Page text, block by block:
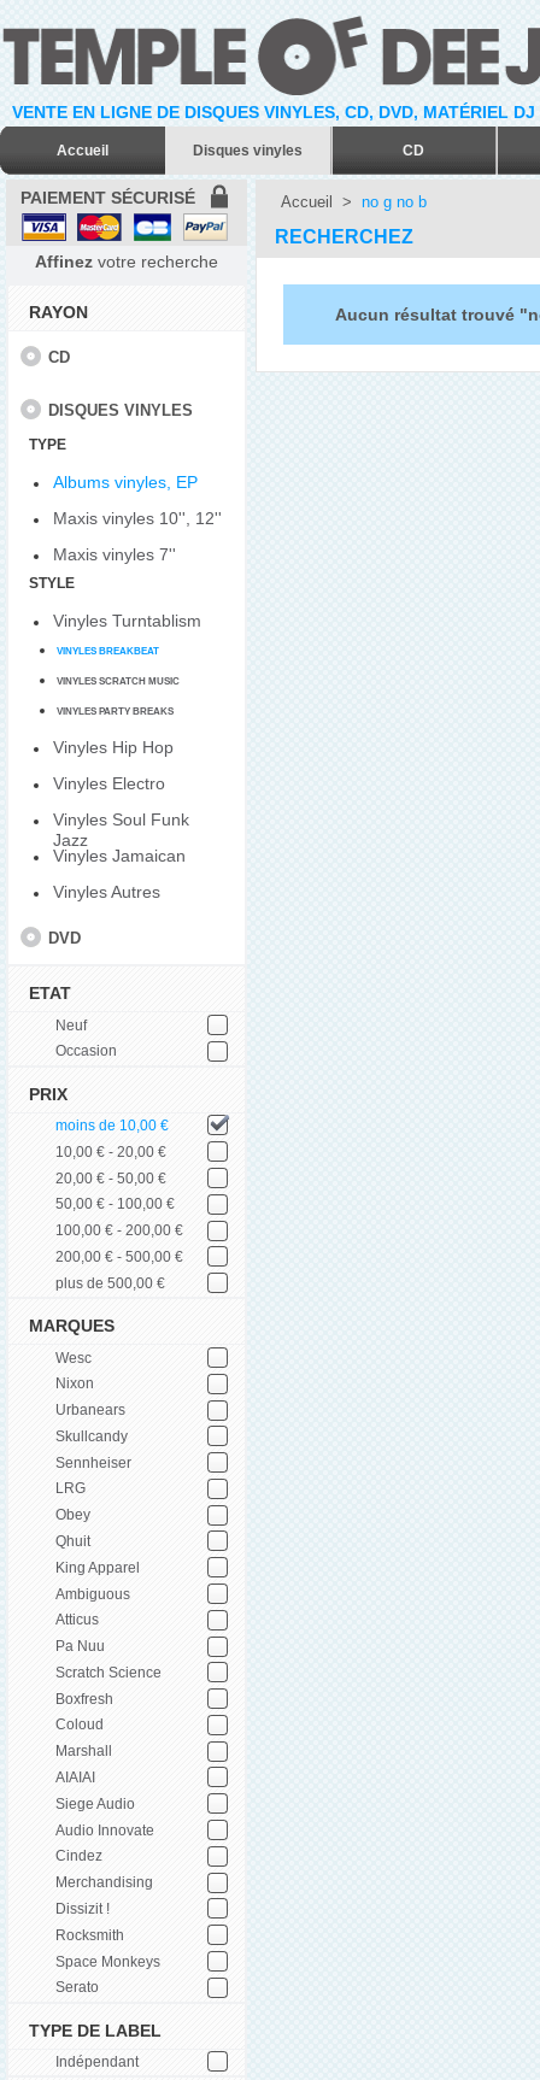
VENTE EN LIGNE DE DISQUES VINYLES, CD, DVD, MATÉRIEL
Accueil Disques vinyles CD
PAIEMENT SÉCURISÉ
Affinez votre recherche
RAYON
CD
DISQUES VINYLES
TYPE
Albums vinyles, EP
Maxis vinyles 10'', 12''
Maxis vinyles 7''
STYLE
Vinyles Turntablism
VINYLES BREAKBEAT
VINYLES SCRATCH MUSIC
VINYLES PARTY BREAKS
Vinyles Hip Hop
Vinyles Electro
Vinyles Soul Funk
Jazz
Vinyles Jamaican
Vinyles Autres
DVD
ETAT
Neuf
Occasion
PRIX
moins de 10,00 €
10,00 € - 20,00 €
20,00 € - 50,00 €
50,00 € - 100,00 €
100,00 € - 200,00 €
200,00 € - 500,00 €
plus de 500,00 €
MARQUES
Wesc
Nixon
Urbanears
Skullcandy
Sennheiser
LRG
Obey
Qhuit
King Apparel
Ambiguous
Atticus
Pa Nuu
Scratch Science
Boxfresh
Coloud
Marshall
AIAIAI
Siege Audio
Audio Innovate
Cindez
Merchandising
Dissizit !
Rocksmith
Space Monkeys
Serato
TYPE DE LABEL
Indépendant
Accueil > no g no b
RECHERCHEZ
Aucun résultat trouvé